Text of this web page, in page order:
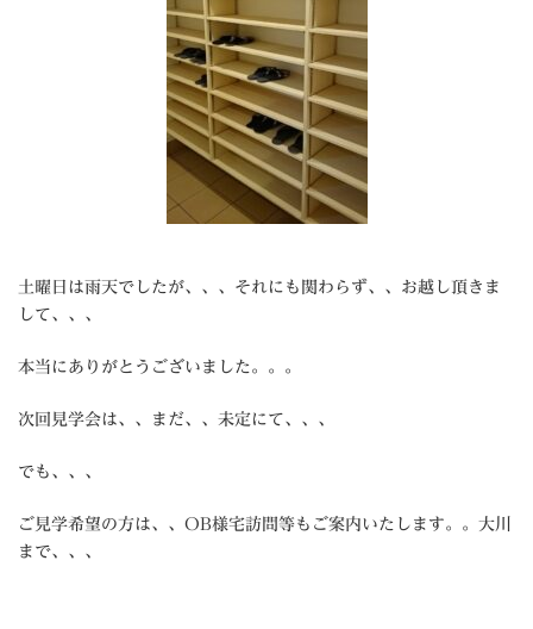
土曜日は雨天でしたが、、、それにも関わらず、、お越し頂きま
して、、、
本当にありがとうございました。。。
次回見学会は、、まだ、、未定にて、、、
でも、、、
ご見学希望の方は、、OB様宅訪問等もご案内いたします。。大川
まで、、、